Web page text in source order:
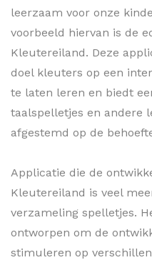
leerzaam voor onze
voorbeeld hiervan is de
Kleutereiland. Deze
doel kleuters op een
te laten leren en biedt
taalspelletjes en andere
afgestemd op de
Applicatie die de
Kleutereiland is veel
verzameling spelletjes.
ontworpen om de
stimuleren op